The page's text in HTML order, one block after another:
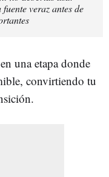
veraz antes de
una etapa donde
convirtiendo tu